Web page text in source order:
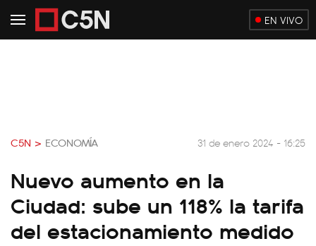
EN VIVO
C5N > ECONOMÍA 31 de enero 2024 - 16:25
Nuevo aumento en la
Ciudad: sube un 118% la tarifa
del estacionamiento medido